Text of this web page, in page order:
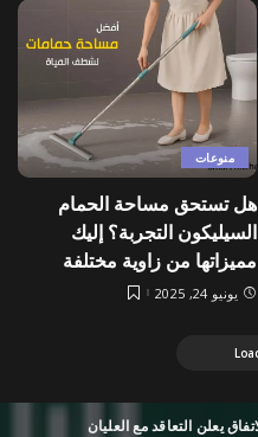
منوعات
هل تستحق مساحة الحمام
السيليكون التجربة؟ إليك
مميزاتها من زاوية مختلفة
يونيو 24, 2025
يعلن التعاقد مع العليان